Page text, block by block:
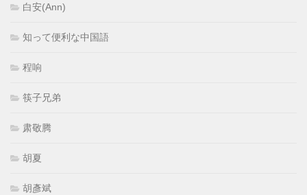
白安(Ann)
知って便利な中国語
程响
筷子兄弟
肃敬腾
胡夏
胡彥斌